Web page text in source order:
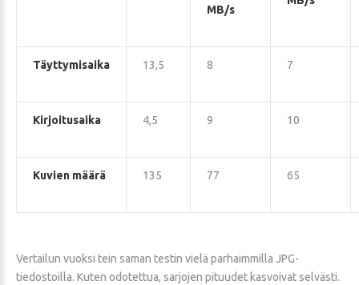
MB/s
Täyttymisaika 13,5 8 7
Kirjoitusaika 4,5 9 10
Kuvien määrä 135 77 65
Vertailun vuoksi tein saman testin vielä parhaimmilla JPG-
tiedostoilla. Kuten odotettua, sarjojen pituudet kasvoivat selvästi.